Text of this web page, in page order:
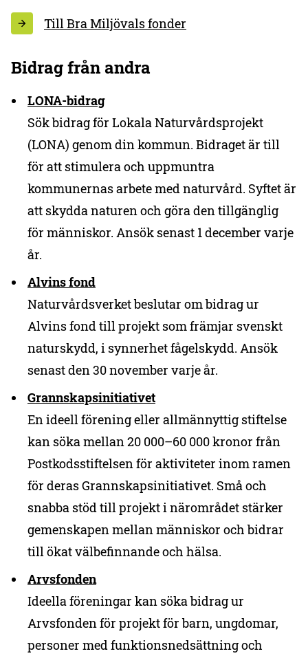
Till Bra Miljövals fonder
Bidrag från andra
LONA-bidrag
Sök bidrag för Lokala Naturvårdsprojekt
(LONA) genom din kommun. Bidraget är till
för att stimulera och uppmuntra
kommunernas arbete med naturvård. Syftet är
att skydda naturen och göra den tillgänglig
för människor. Ansök senast 1 december varje
år.
Alvins fond
Naturvårdsverket beslutar om bidrag ur
Alvins fond till projekt som främjar svenskt
naturskydd, i synnerhet fågelskydd. Ansök
senast den 30 november varje år.
Grannskapsinitiativet
En ideell förening eller allmännyttig stiftelse
kan söka mellan 20 000–60 000 kronor från
Postkodsstiftelsen för aktiviteter inom ramen
för deras Grannskapsinitiativet. Små och
snabba stöd till projekt i närområdet stärker
gemenskapen mellan människor och bidrar
till ökat välbefinnande och hälsa.
Arvsfonden
Ideella föreningar kan söka bidrag ur
Arvsfonden för projekt för barn, ungdomar,
personer med funktionsnedsättning och